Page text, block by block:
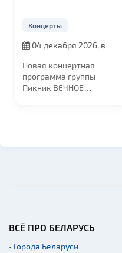
Концерты
28 ноября 2026, в
Миша Марвин, даст
сольный концерт в
Гродно! Это артист, чьи
ВСЁ ПРО БЕЛАРУСЬ
• Города Беларуси